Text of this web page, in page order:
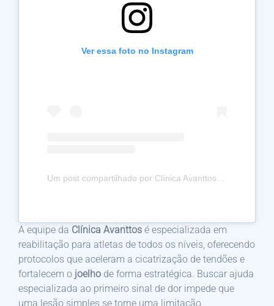
Ver essa foto no Instagram
A equipe da Clínica Avanttos é especializada em
reabilitação para atletas de todos os níveis, oferecendo
protocolos que aceleram a cicatrização de tendões e
fortalecem o joelho de forma estratégica. Buscar ajuda
especializada ao primeiro sinal de dor impede que
uma lesão simples se torne uma limitação